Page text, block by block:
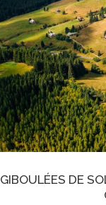
GIBOULÉES DE